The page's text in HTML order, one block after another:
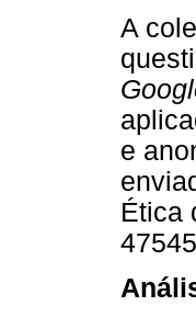
A
e
Ética